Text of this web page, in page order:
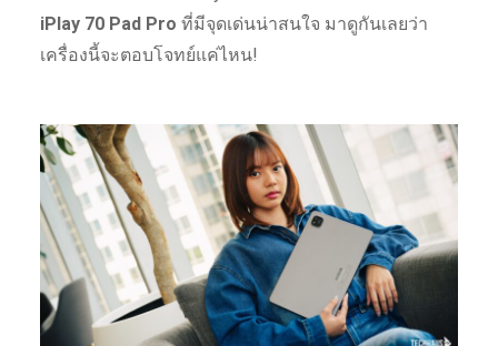
iPlay 70 Pad Pro ที่มีจุดเด่นน่าสนใจ มาดูกันเลยว่า
เครื่องนี้จะตอบโจทย์แค่ไหน!